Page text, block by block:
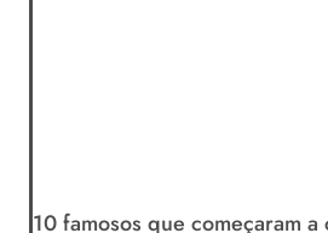
10 famosos que começaram